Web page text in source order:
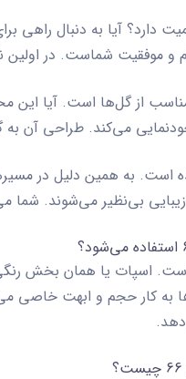
دارد؟ آیا به دنبال
موفقیت شماست. در اولین
از گل‌ها است. آیا
می‌کند. طراحی آن
است. به همین دلیل در
بی‌نظیر می‌شوند. شما
است. اسپات یا همان بخش
به کار حجم و ابهت